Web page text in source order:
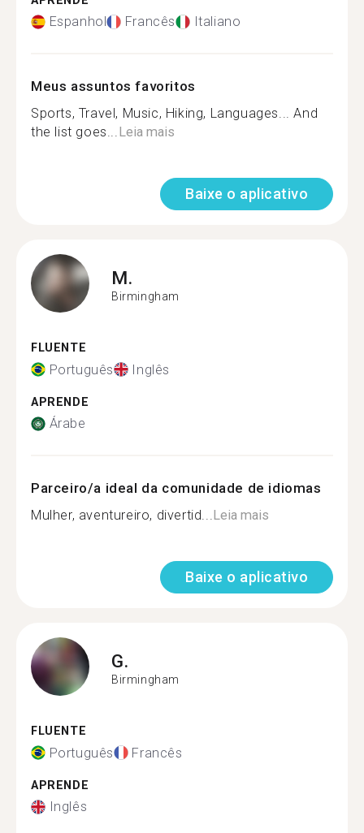
Espanhol Francês Italiano
Meus assuntos favoritos
Sports, Travel, Music, Hiking, Languages... And
the list goes...Leia mais
Baixe o aplicativo
M.
Birmingham
FLUENTE
Português Inglês
APRENDE
Árabe
Parceiro/a ideal da comunidade de idiomas
Mulher, aventureiro, divertid...Leia mais
Baixe o aplicativo
G.
Birmingham
FLUENTE
Português Francês
APRENDE
Inglês